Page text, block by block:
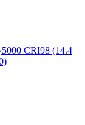
CRI98 (14.4